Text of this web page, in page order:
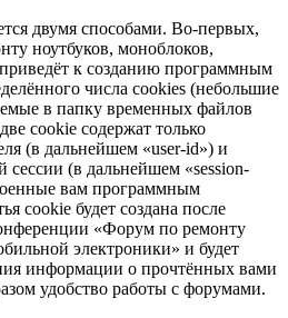
двумя способами. Во-первых,
ноутбуков, моноблоков,
к созданию программным
числа cookies (небольшие
в папку временных файлов
cookie содержат только
(в дальнейшем «user-id») и
(в дальнейшем «session-
вам программным
cookie будет создана после
«Форум по ремонту
электроники» и будет
информации о прочтённых вами
удобство работы с форумами.